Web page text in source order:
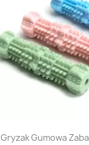
Szybki
Gryzak Gumowa